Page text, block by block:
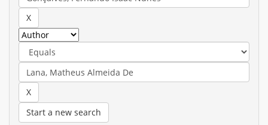
Start a new search